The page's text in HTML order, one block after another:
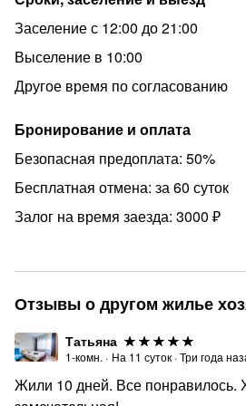
ЗАКОНОДАТЕЛЬСТВА, при
курортный сбор, в размере
Петербурга от 28.06.2023, №419-
Курить и проводить мероприятия
зависимости от сезона,
количества Гостей!
КАТЕГОРИЧЕСКИ ЗАПРЕЩЕНО
10.000!
При отмене бронирования,
Заселение с 12:00 до 21:00
Выселение в 10:00
Другое время по согласованию
Бронирование и оплата
Безопасная предоплата: 50%
Бесплатная отмена: за 60 суток
Залог на время заезда: 3000 ₽
Отзывы о другом жилье
Татьяна
1-комн. · На 11 суток ·Три года
Жили 10 дней. Все понравилось.